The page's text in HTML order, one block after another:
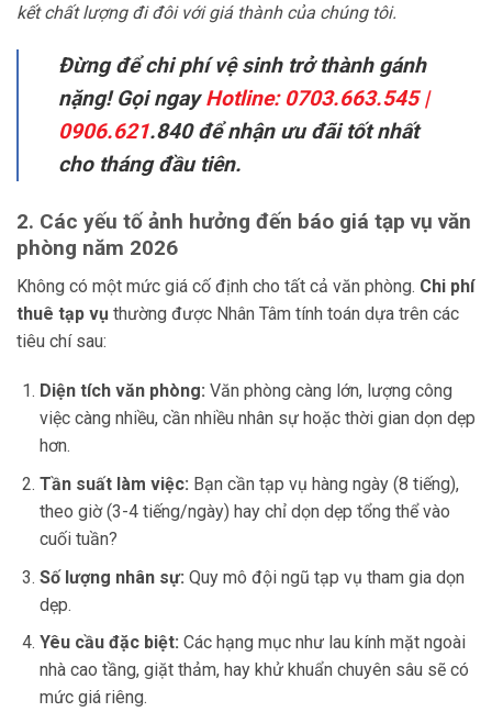
kết chất lượng đi đôi với giá thành của chúng tôi.
Đừng để chi phí vệ sinh trở thành gánh
nặng! Gọi ngayHotline: 0703.663.545 |
0906.621.840 để nhận ưu đãi tốt nhất
cho tháng đầu tiên.
2. Các yếu tố ảnh hưởng đến báo giá tạp vụ văn
phòng năm 2026
Không có một mức giá cố định cho tất cả văn phòng. Chi phí
thuê tạp vụ thường được Nhân Tâm tính toán dựa trên các
tiêu chí sau:
Diện tích văn phòng: Văn phòng càng lớn, lượng công
việc càng nhiều, cần nhiều nhân sự hoặc thời gian dọn dẹp
hơn.
Tần suất làm việc: Bạn cần tạp vụ hàng ngày (8 tiếng),
theo giờ (3-4 tiếng/ngày) hay chỉ dọn dẹp tổng thể vào
cuối tuần?
Số lượng nhân sự: Quy mô đội ngũ tạp vụ tham gia dọn
dẹp.
Yêu cầu đặc biệt: Các hạng mục như lau kính mặt ngoài
nhà cao tầng, giặt thảm, hay khử khuẩn chuyên sâu sẽ có
mức giá riêng.